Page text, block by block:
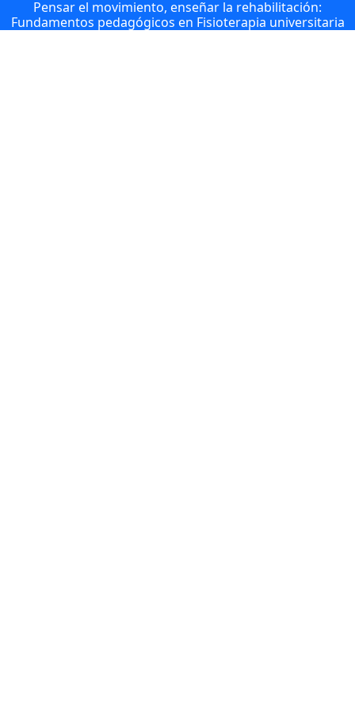
Pensar el movimiento, enseñar la rehabilitación:
Fundamentos pedagógicos en Fisioterapia universitaria